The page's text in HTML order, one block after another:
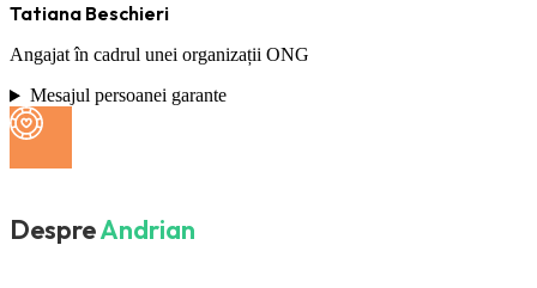
Tatiana Beschieri
Angajat în cadrul unei organizații ONG
Mesajul persoanei garante
DespreAndrian